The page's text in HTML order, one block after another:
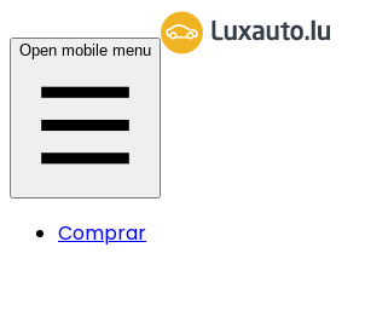
Open mobile menu
Comprar